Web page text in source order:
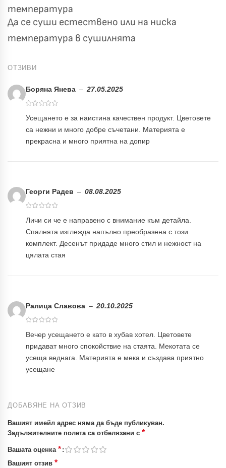
температура
Да се суши естествено или на ниска
температура в сушилнята
ОТЗИВИ
Боряна Янева – 27.05.2025
Усещането е за наистина качествен продукт. Цветовете
са нежни и много добре съчетани. Материята е
прекрасна и много приятна на допир
Георги Радев – 08.08.2025
Личи си че е направено с внимание към детайла.
Спалнята изглежда напълно преобразена с този
комплект. Десенът придаде много стил и нежност на
цялата стая
Ралица Славова – 20.10.2025
Вечер усещането е като в хубав хотел. Цветовете
придават много спокойствие на стаята. Мекотата се
усеща веднага. Материята е мека и създава приятно
усещане
ДОБАВЯНЕ НА ОТЗИВ
Вашият имейл адрес няма да бъде публикуван.
Задължителните полета са отбелязани с *
Вашата оценка *
Вашият отзив *